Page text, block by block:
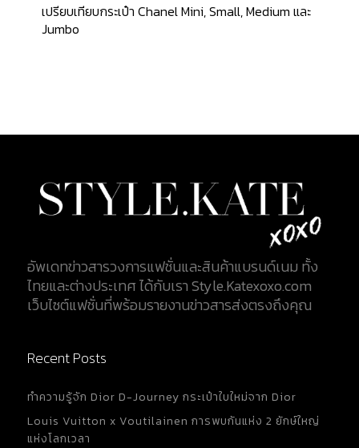
เปรียบเทียบกระเป๋า Chanel Mini, Small, Medium และ
Jumbo
อัพเดทข่าวสารวงการแฟชั่นและสินค้าแบรนด์เนม ทั้ง
ไทยและต่างประเทศ ได้กับเรา Style.Katexoxo.com
เว็บไซต์แฟชั่นที่พร้อมรายงานข่าวสารส่งตรงถึงคุณ
Recent Posts
ทำความรู้จัก Dior D-Journey กระเป๋าใบใหม่จาก Dior
Louis Vuitton x Voutilainen การพบกันแห่ง 2 ยักษ์ใหญ่
แห่งโลกเวลา